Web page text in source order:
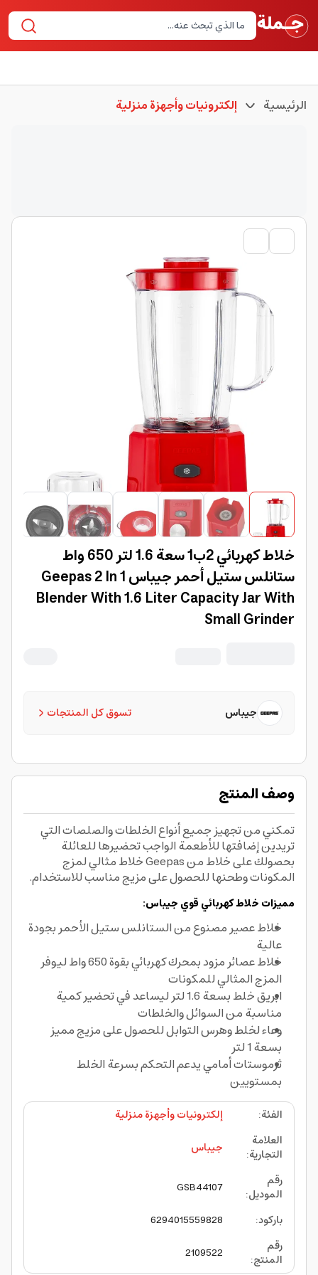
الرئيسية إلكترونيات وأجهزة منزلية
خلاط كهربائي 2ب1 سعة 1.6 لتر 650 واط
ستانلس ستيل أحمر جيباس Geepas 2 In 1
Blender With 1.6 Liter Capacity Jar With
Small Grinder
تسوق كل المنتجات جيباس
وصف المنتج
تمكني من تجهيز جميع أنواع الخلطات والصلصات التي
تريدين إضافتها للأطعمة الواجب تحضيرها للعائلة
بحصولك على خلاط من Geepas خلاط مثالي لمزج
المكونات وطحنها للحصول على مزيج مناسب للاستخدام.
مميزات خلاط كهربائي قوي جيباس:
خلاط عصيرمصنوع من الستانلس ستيل الأحمر بجودة
عالية
خلاط عصائر
مزود بمحرك كهربائي بقوة 650 واط ليوفر
المزج المثالي للمكونات
ابريق خلط بسعة 1.6 لتر ليساعد في تحضير كمية
مناسبة من السوائل والخلطات
وعاء لخلط وهرس التوابل للحصول على مزيج مميز
بسعة 1 لتر
ثرموستات أمامي يدعم التحكم بسرعة الخلط
بمستويين
الفئة:
إلكترونيات وأجهزة منزلية
العلامة
التجارية:
جيباس
رقم
الموديل:
GSB44107
باركود:
6294015559828
رقم
المنتج:
2109522